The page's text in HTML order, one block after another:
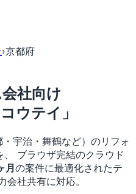
›京都府
社向け
ウテイ」
宇治・舞鶴など）のリフォ
ブラウザ完結のクラウド
月の案件に最適化されたテ
社共有に対応。